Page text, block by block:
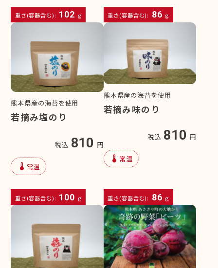
重さ(容器含む): 102 g 重さ(容器含む): 86 g
熊本県産の海苔を使用
若摘み塩のり
税込 810 円
device_thermostat 常温
重さ(容器含む): 100 g
熊本県産の海苔を使用
若摘み味のり
税込 810 円
device_thermostat 常温
重さ(容器含む): 86 g